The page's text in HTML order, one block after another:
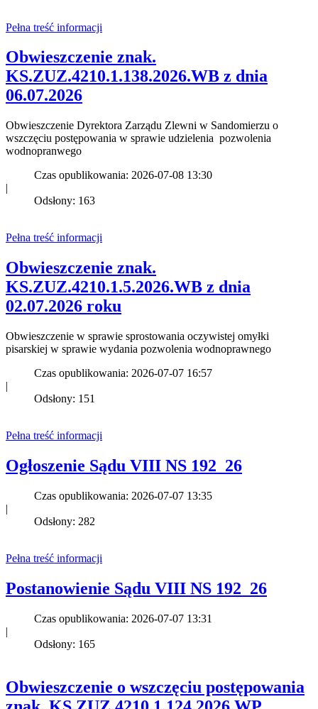
Pełna treść informacji
Obwieszczenie znak.
KS.ZUZ.4210.1.138.2026.WB z dnia
06.07.2026
Obwieszczenie Dyrektora Zarządu Zlewni w Sandomierzu o
wszczęciu postępowania w sprawie udzielenia pozwolenia
wodnopranwego
Czas opublikowania: 2026-07-08 13:30
|
Odsłony: 163
Pełna treść informacji
Obwieszczenie znak.
KS.ZUZ.4210.1.5.2026.WB z dnia
02.07.2026 roku
Obwieszczenie w sprawie sprostowania oczywistej omyłki
pisarskiej w sprawie wydania pozwolenia wodnoprawnego
Czas opublikowania: 2026-07-07 16:57
|
Odsłony: 151
Pełna treść informacji
Ogłoszenie Sądu VIII NS 192_26
Czas opublikowania: 2026-07-07 13:35
|
Odsłony: 282
Pełna treść informacji
Postanowienie Sądu VIII NS 192_26
Czas opublikowania: 2026-07-07 13:31
|
Odsłony: 165
Obwieszczenie o wszczęciu postępowania